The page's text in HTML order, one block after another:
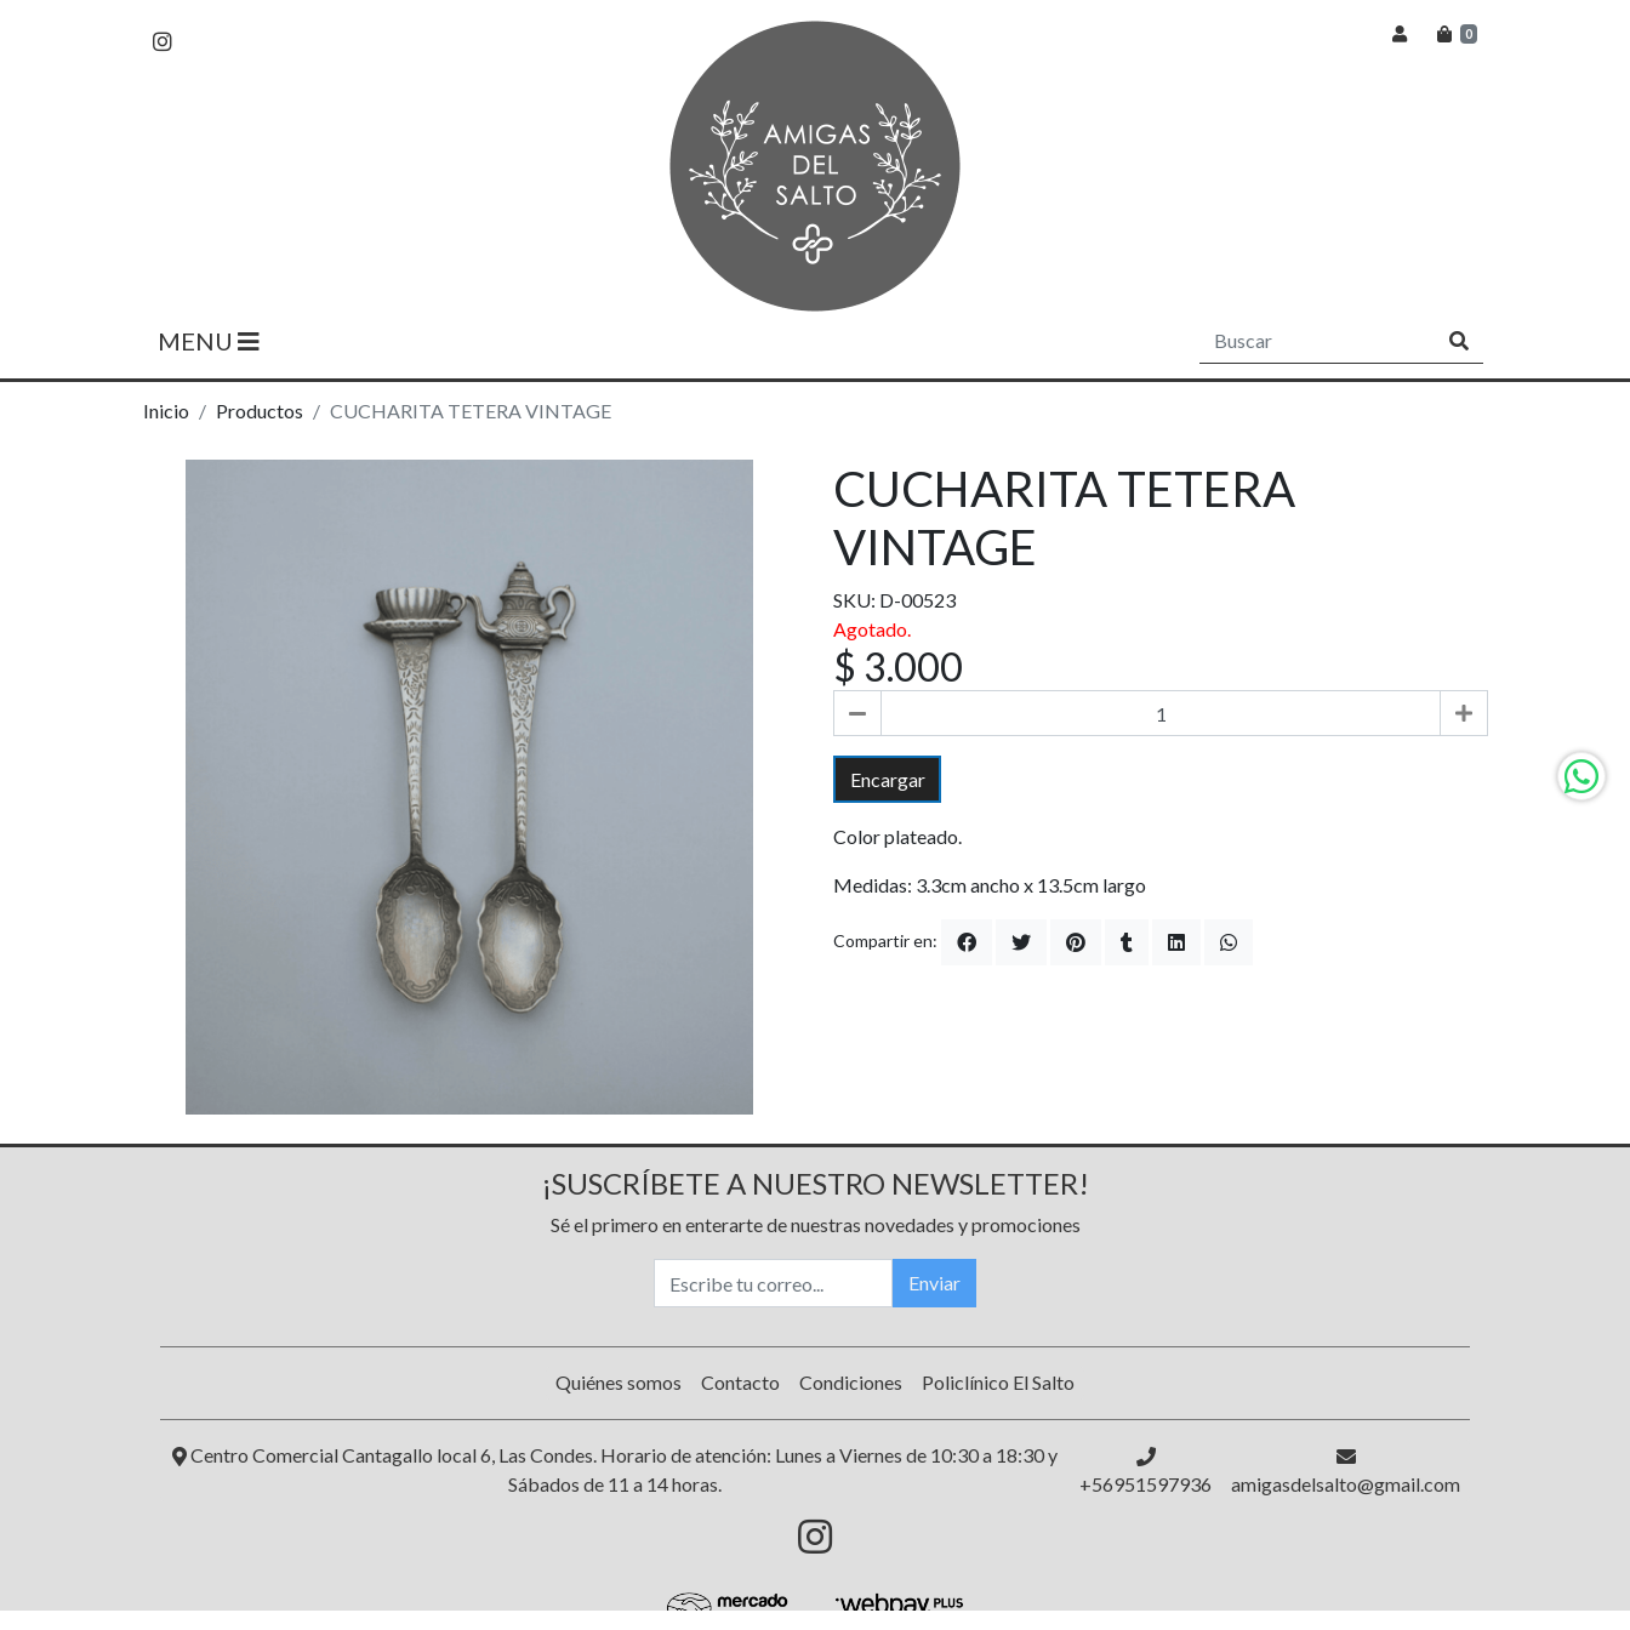
0
MENU
Inicio Productos CUCHARITA TETERA VINTAGE
CUCHARITA TETERA
VINTAGE
SKU: D-00523
Agotado.
$ 3.000
Encargar
Color plateado.
Medidas: 3.3cm ancho x 13.5cm largo
Compartir en:
¡SUSCRÍBETE A NUESTRO NEWSLETTER!
Sé el primero en enterarte de nuestras novedades y promociones
Enviar
Quiénes somos Contacto Condiciones Policlínico El Salto
Centro Comercial Cantagallo local 6, Las Condes. Horario de atención: Lunes a Viernes de 10:30 a 18:30 y
Sábados de 11 a 14 horas.
+56951597936 amigasdelsalto@gmail.com